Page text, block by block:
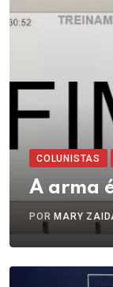
COLUNISTAS
A arma
POR MARY